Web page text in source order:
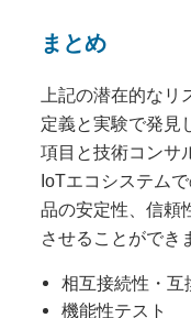
まとめ
上記の潜在的な
定義と実験で発見
項目と技術コンサ
IoTエコシステム
品の安定性、信頼
させることができ
相互接続性・互
機能性テスト